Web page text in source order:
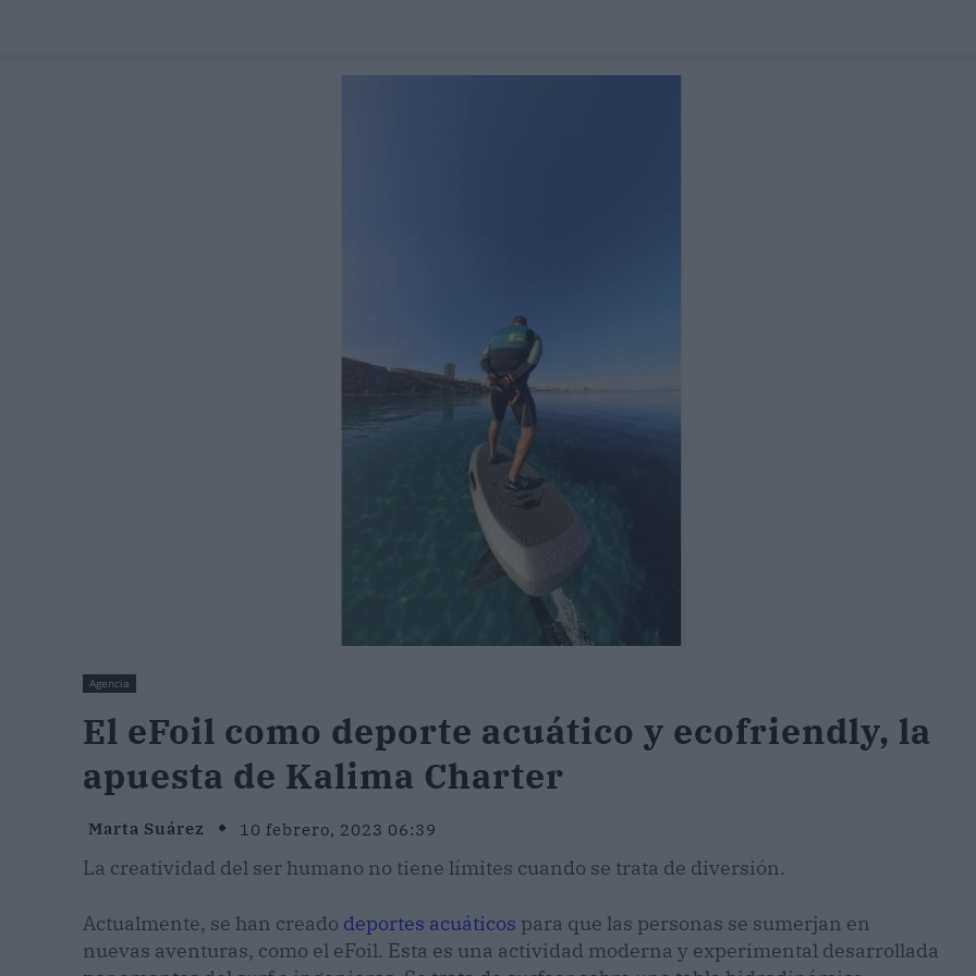
Agencia
El eFoil como deporte acuático y ecofriendly, la
apuesta de Kalima Charter
Marta Suárez 10 febrero, 2023 06:39
La creatividad del ser humano no tiene límites cuando se trata de diversión.
Actualmente, se han creado deportes acuáticos para que las personas se sumerjan en
nuevas aventuras, como el eFoil. Esta es una actividad moderna y experimental desarrollada